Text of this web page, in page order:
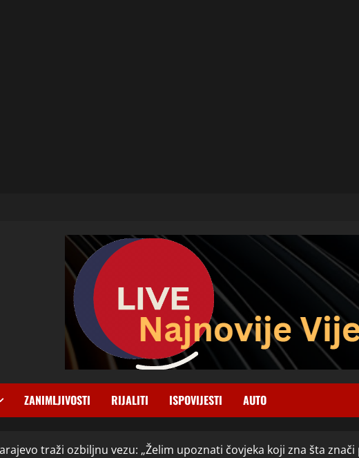
ZANIMLJIVOSTI RIJALITI ISPOVIJESTI AUTO
traži ozbiljnu vezu: „Želim upoznati čovjeka koji zna šta znači